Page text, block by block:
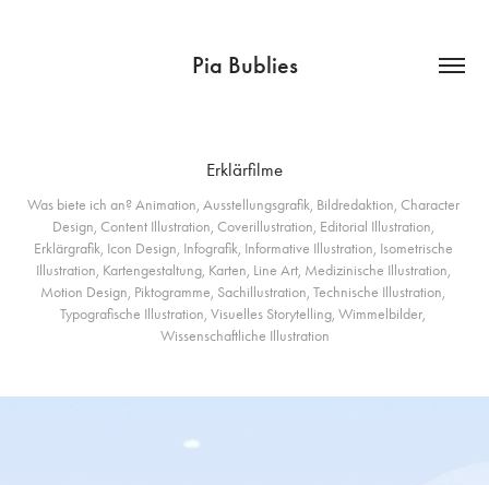
Pia Bublies
Erklärfilme
Was biete ich an? Animation, Ausstellungsgrafik, Bildredaktion, Character
Design, Content Illustration, Coverillustration, Editorial Illustration,
Erklärgrafik, Icon Design, Infografik, Informative Illustration, Isometrische
Illustration, Kartengestaltung, Karten, Line Art, Medizinische Illustration,
Motion Design, Piktogramme, Sachillustration, Technische Illustration,
Typografische Illustration, Visuelles Storytelling, Wimmelbilder,
Wissenschaftliche Illustration